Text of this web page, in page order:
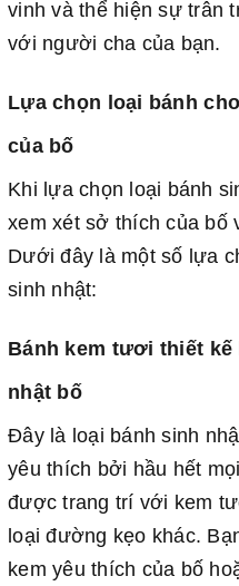
vinh và thể hiện sự trân
với người cha của bạn.
Lựa chọn loại bánh
của bố
Khi lựa chọn loại bánh
xem xét sở thích của bố
Dưới đây là một số lựa
sinh nhật:
Bánh kem tươi thiết kế
nhật bố
Đây là loại bánh sinh
yêu thích bởi hầu hết
được trang trí với kem
loại đường kẹo khác.
kem yêu thích của bố